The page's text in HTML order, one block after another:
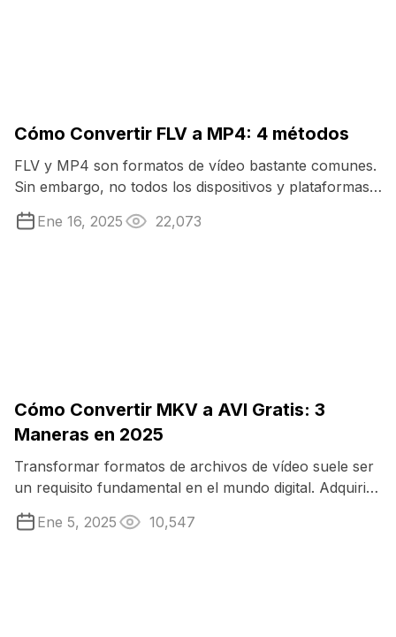
Cómo Convertir FLV a MP4: 4 métodos
FLV y MP4 son formatos de vídeo bastante comunes.
Sin embargo, no todos los dispositivos y plataformas
son compatibles con FLV, mientras ...
Ene 16, 2025 22,073
Cómo Convertir MKV a AVI Gratis: 3
Maneras en 2025
Transformar formatos de archivos de vídeo suele ser
un requisito fundamental en el mundo digital. Adquirir
la capacidad de pasar de MKV a ...
Ene 5, 2025 10,547